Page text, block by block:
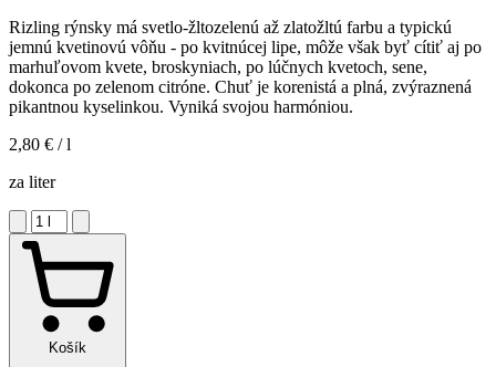
Rizling rýnsky má svetlo-žltozelenú až zlatožltú farbu a typickú
jemnú kvetinovú vôňu - po kvitnúcej lipe, môže však byť cítiť aj po
marhuľovom kvete, broskyniach, po lúčnych kvetoch, sene,
dokonca po zelenom citróne. Chuť je korenistá a plná, zvýraznená
pikantnou kyselinkou. Vyniká svojou harmóniou.
2,80 € / l
za liter
Košík